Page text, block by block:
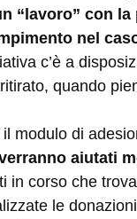
“lavoro” con
nel
c’è a
quando
modulo di
aiutati
in corso che
le